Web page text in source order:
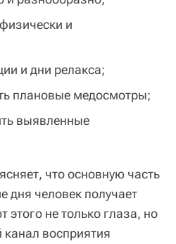
и
и дни релакса;
плановые медосмотры;
выявленные
что основную часть
дня человек получает
этого не только глаза, но
восприятия